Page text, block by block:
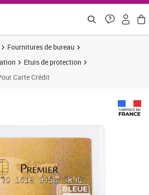
Fournitures de bureau
Etuis de protection
Carte Crédit